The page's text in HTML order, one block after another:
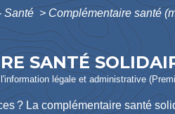
Santé > Complémentaire santé
SANTÉ
légale et administrative
? La complémentaire santé